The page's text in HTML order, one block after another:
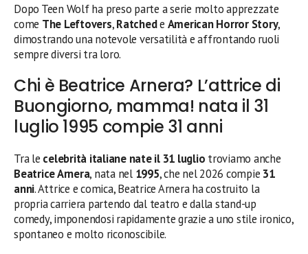
Dopo Teen Wolf ha preso parte a serie molto apprezzate
come The Leftovers,Ratchede American Horror Story,
dimostrando una notevole versatilità e affrontando ruoli
sempre diversi tra loro.
Chi è Beatrice Arnera? L’attrice di
Buongiorno, mamma! nata il 31
luglio 1995 compie 31 anni
Tra le celebrità italiane nate il 31 luglio troviamo anche
Beatrice Arnera, nata nel 1995, che nel 2026 compie 31
anni. Attrice e comica, Beatrice Arnera ha costruito la
propria carriera partendo dal teatro e dalla stand-up
comedy, imponendosi rapidamente grazie a uno stile ironico,
spontaneo e molto riconoscibile.